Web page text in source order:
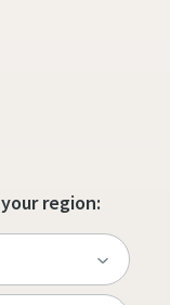
region: